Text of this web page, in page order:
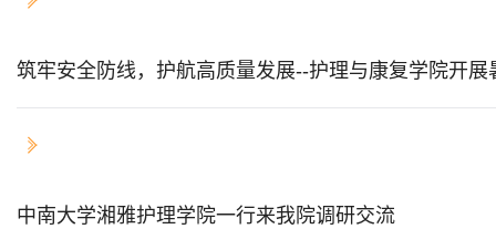
筑牢安全防线，护航高质量发展--护理与康复学院开展
中南大学湘雅护理学院一行来我院调研交流